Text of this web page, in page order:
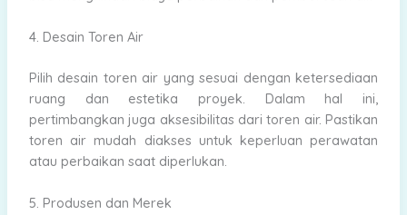
4. Desain Toren Air
Pilih desain toren air yang sesuai dengan ketersediaan
ruang dan estetika proyek. Dalam hal ini,
pertimbangkan juga aksesibilitas dari toren air. Pastikan
toren air mudah diakses untuk keperluan perawatan
atau perbaikan saat diperlukan.
5. Produsen dan Merek